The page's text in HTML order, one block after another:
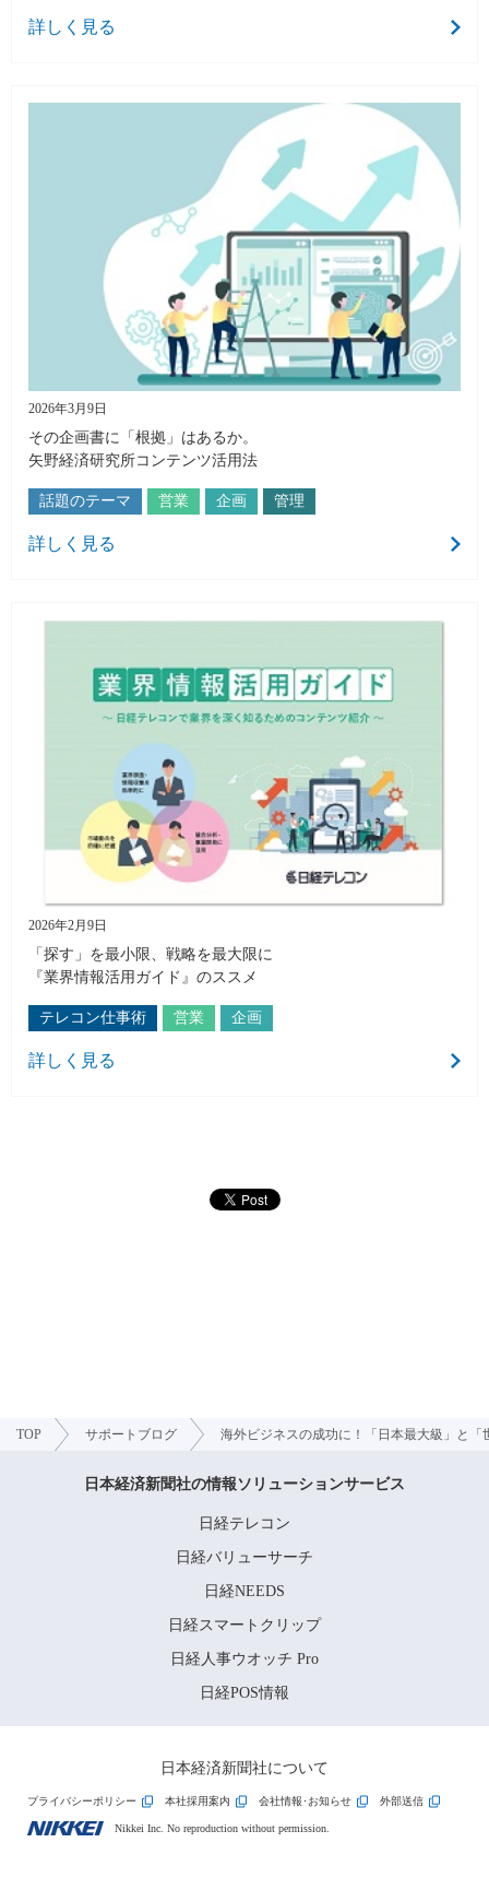
詳しく見る
2026年3月9日
その企画書に「根拠」はあるか。
矢野経済研究所コンテンツ活用法
話題のテーマ 営業 企画 管理
詳しく見る
2026年2月9日
「探す」を最小限、戦略を最大限に
『業界情報活用ガイド』のススメ
テレコン仕事術 営業 企画
詳しく見る
TOP サポートブログ 海外ビジネスの成功に！「日本最大級」と
日本経済新聞社の情報ソリューションサービス
日経テレコン
日経バリューサーチ
日経NEEDS
日経スマートクリップ
日経人事ウオッチ Pro
日経POS情報
日本経済新聞社について
プライバシーポリシー 本社採用案内 会社情報･お知らせ 外部送信
Nikkei Inc. No reproduction without permission.